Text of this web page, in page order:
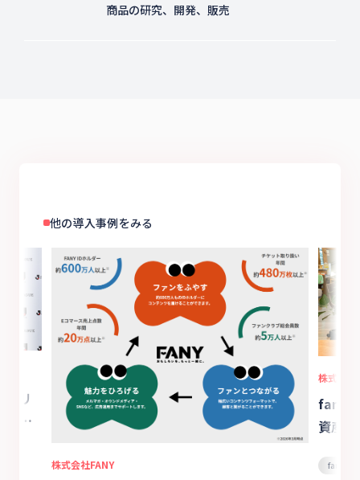
商品の研究、開発、販売
他の導入事例をみる
リ
支え
株式会社FANY
株式会社
資産
fannaly